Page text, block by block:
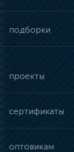
подборки
проекты
сертификаты
оптовикам